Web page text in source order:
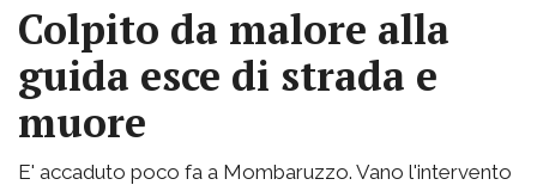
Colpito da malore alla
guida esce di strada e
muore
E' accaduto poco fa a Mombaruzzo. Vano l'intervento